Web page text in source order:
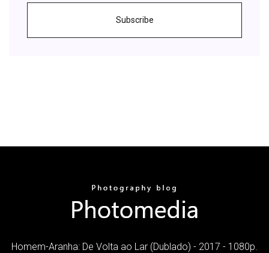
Subscribe
Homem-Aranha: De Volta ao Lar (Dublado) - 2017 - 1080p.